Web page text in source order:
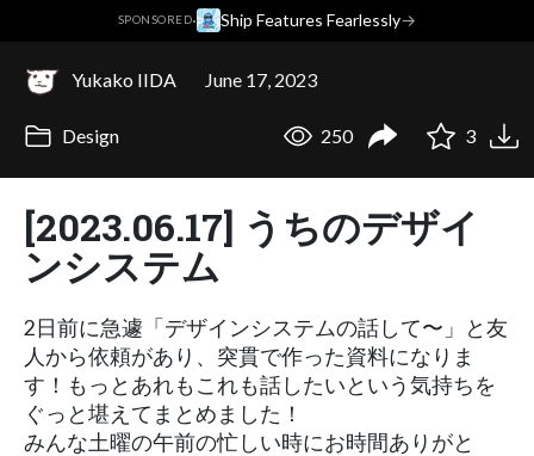
SPONSORED· Ship Features Fearlessly→
Yukako IIDA June 17, 2023
Design 250 3
[2023.06.17] うちのデザイ
ンシステム
2日前に急遽「デザインシステムの話して〜」と友
人から依頼があり、突貫で作った資料になりま
す！もっとあれもこれも話したいという気持ちを
ぐっと堪えてまとめました！
みんな土曜の午前の忙しい時にお時間ありがと